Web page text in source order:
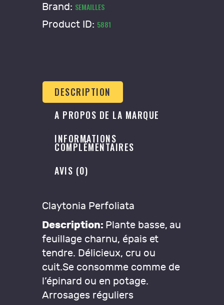
Pourpier
d'hiver
Brand: SEMAILLES
Product ID: 5881
DESCRIPTION
A PROPOS DE LA MARQUE
INFORMATIONS
COMPLÉMENTAIRES
AVIS (0)
Claytonia Perfoliata
Description: Plante basse, au
feuillage charnu, épais et
tendre. Délicieux, cru ou
cuit.Se consomme comme de
l’épinard ou en potage.
Arrosages réguliers